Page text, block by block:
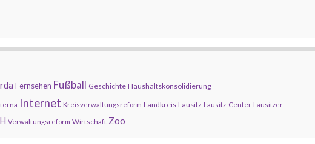
Fernsehen Fußball Geschichte Haushaltskonsolidierung
Internet Kreisverwaltungsreform Landkreis Lausitz Lausitz-Center Lausitzer
Verwaltungsreform Wirtschaft Zoo